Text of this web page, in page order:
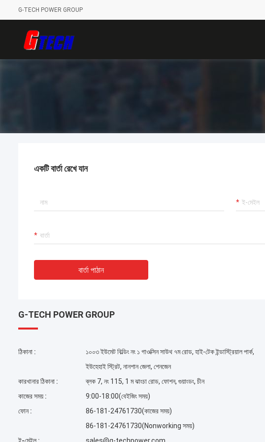
G-TECH POWER GROUP
একটি বার্তা রেখে যান
বার্তা পাঠান
G-TECH POWER GROUP
ঠিকানা :
১০০৩ ইউমেট বিল্ডিং নং ১ গাওক্সিন সাউথ ৭ম রোড, হাই-টেক ইন্ডাস্ট্রিয়াল পার্ক,
ইউহেহাই স্ট্রিট, নানশান জেলা, শেনজেন
কারখানার ঠিকানা :
ব্লক 7, নং 115, 1 ম ঝাংচা রোড, ফোশন, গুয়াংডং, চীন
কাজের সময় :
9:00-18:00(বেইজিং সময়)
ফোন :
86-181-24761730(কাজের সময়)
86-181-24761730(Nonworking সময়)